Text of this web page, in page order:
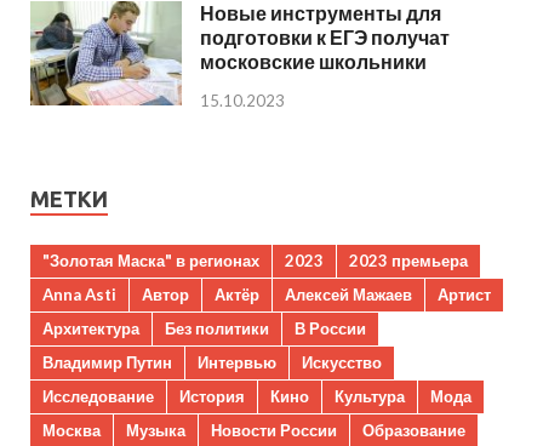
Новые инструменты для
подготовки к ЕГЭ получат
московские школьники
15.10.2023
МЕТКИ
"Золотая Маска" в регионах 2023
2023 премьера
Anna Asti
Автор Актёр Алексей Мажаев
Артист
Архитектура
Без политики
В России
Владимир Путин
Интервью
Искусство
Исследование
История Кино Культура
Мода
Москва
Музыка Новости России
Образование